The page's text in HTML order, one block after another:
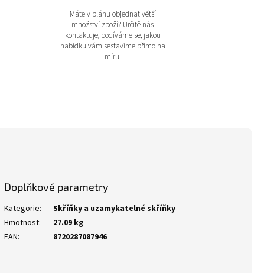
Máte v plánu objednat větší
množství zboží? Určitě nás
kontaktuje, podíváme se, jakou
nabídku vám sestavíme přímo na
míru.
Doplňkové parametry
Kategorie:
Skříňky a uzamykatelné skříňky
Hmotnost:
27.09 kg
EAN: 8720287087946